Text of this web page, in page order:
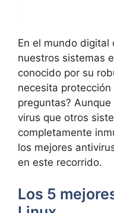
En el mundo digital
nuestros sistemas
conocido por su
necesita
preguntas?
virus que otros
completamente
los mejores
en este recorrido.
Los 5